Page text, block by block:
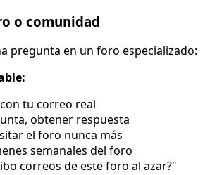
o comunidad
pregunta en un foro especializado:
tu correo real
obtener respuesta
el foro nunca más
semanales del foro
correos de este foro al azar?"